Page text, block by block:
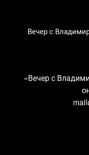
Вечер с
«Вечер с